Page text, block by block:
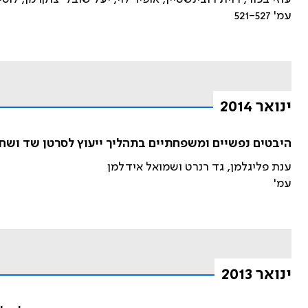
עמ' 521-527
ינואר 2014
היבטים נפשיים ומשפחתיים בתהליך ייעוץ לסרטן שד
ענת פליגלמן, גד רנרט ושמואל אידלמן
עמ'
ינואר 2013